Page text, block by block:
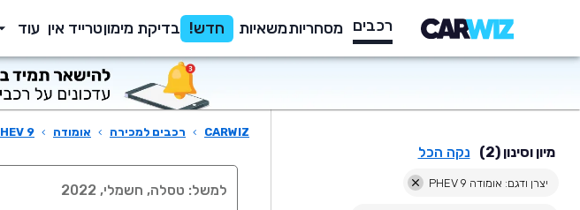
רכבים מסחריותמשאיות חדש! בדיקת מימוןטרייד אין עוד
מיון וסינון (2) נקה הכל
יצרן ודגם: אומודה 9 PHEV
CARWIZ
› רכבים למכירה › אומודה ›
9 PHEV